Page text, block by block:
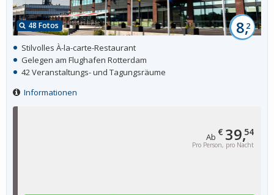
Ab € 39,54
Pro Person, pro Nacht
48 Fotos 8,2
Stilvolles À-la-carte-Restaurant
Gelegen am Flughafen Rotterdam
42 Veranstaltungs- und Tagungsräume
Informationen